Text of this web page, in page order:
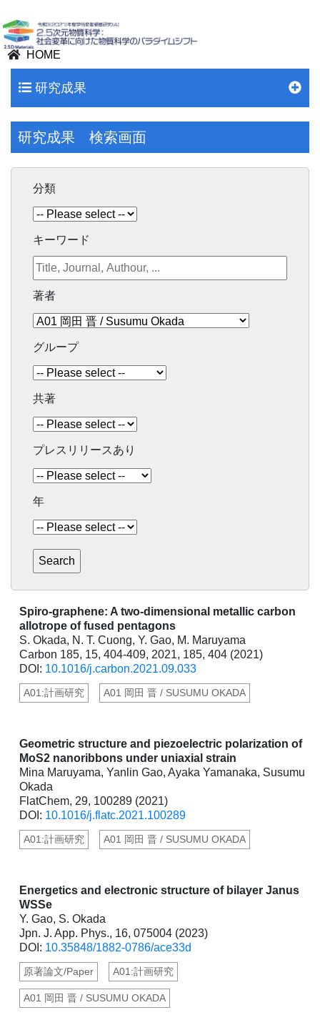
HOME
研究成果
研究成果 検索画面
分類
キーワード
著者
グループ
共著
プレスリリースあり
年
Spiro-graphene: A two-dimensional metallic carbon
allotrope of fused pentagons
S. Okada, N. T. Cuong, Y. Gao, M. Maruyama
Carbon 185, 15, 404-409, 2021, 185, 404 (2021)
DOI: 10.1016/j.carbon.2021.09.033
A01:計画研究 A01 岡田 晋 / SUSUMU OKADA
Geometric structure and piezoelectric polarization of
MoS2 nanoribbons under uniaxial strain
Mina Maruyama, Yanlin Gao, Ayaka Yamanaka, Susumu
Okada
FlatChem, 29, 100289 (2021)
DOI: 10.1016/j.flatc.2021.100289
A01:計画研究 A01 岡田 晋 / SUSUMU OKADA
Energetics and electronic structure of bilayer Janus
WSSe
Y. Gao, S. Okada
Jpn. J. App. Phys., 16, 075004 (2023)
DOI: 10.35848/1882-0786/ace33d
原著論文/Paper A01:計画研究
A01 岡田 晋 / SUSUMU OKADA